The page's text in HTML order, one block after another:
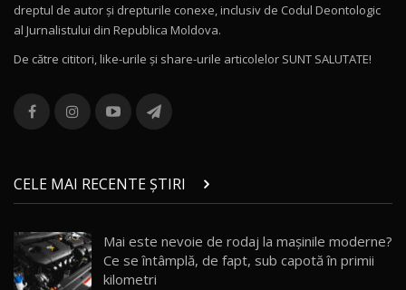
12
Noul MG HS / Test Drive AutoBlog.MD
16:48
13
combină aventura cu luxul / AutoBlog.MD
36:08
chinez care face lumea să se întoarcă după el
/ AutoBlog.MD
17:27
15 14:37
dreptul de autor și drepturile conexe, inclusiv de Codul Deontologic
al Jurnalistului din Republica Moldova.
De către cititori, like-urile şi share-urile articolelor SUNT SALUTATE!
CELE MAI RECENTE ȘTIRI
Mai este nevoie de rodaj la mașinile moderne?
Ce se întâmplă, de fapt, sub capotă în primii
kilometri